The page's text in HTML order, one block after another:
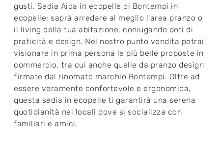
gusti. Sedia Aida in ecopelle di Bontempi in
ecopelle: saprà arredare al meglio l'area pranzo o
il living della tua abitazione, coniugando doti di
praticità e design. Nel nostro punto vendita potrai
visionare in prima persona le più belle proposte in
commercio, tra cui anche quelle da pranzo design
firmate dal rinomato marchio Bontempi. Oltre ad
essere veramente confortevole e ergonomica,
questa sedia in ecopelle ti garantirà una serena
quotidianità nei locali dove si socializza con
familiari e amici.